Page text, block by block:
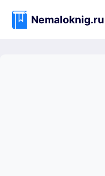
содержимому
Nemaloknig.ru